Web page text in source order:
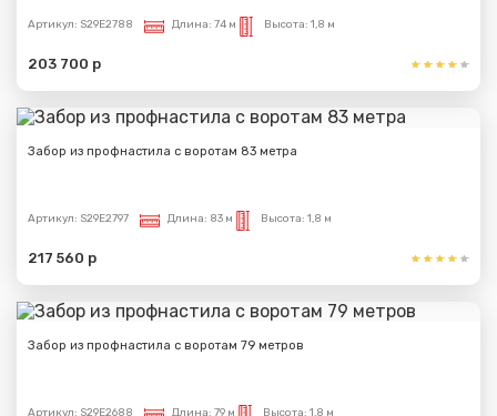
Артикул: S29E2788 Длина: 74 м Высота: 1,8 м
203 700 р
Забор из профнастила с воротам 83 метра
Артикул: S29E2797 Длина: 83 м Высота: 1,8 м
217 560 р
Забор из профнастила с воротам 79 метров
Артикул: S29E2688 Длина: 79 м Высота: 1,8 м